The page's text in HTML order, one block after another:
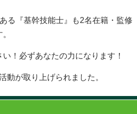
る『基幹技能士』も2名在籍・監修
！必ずあなたの力になります！
が取り上げられました。